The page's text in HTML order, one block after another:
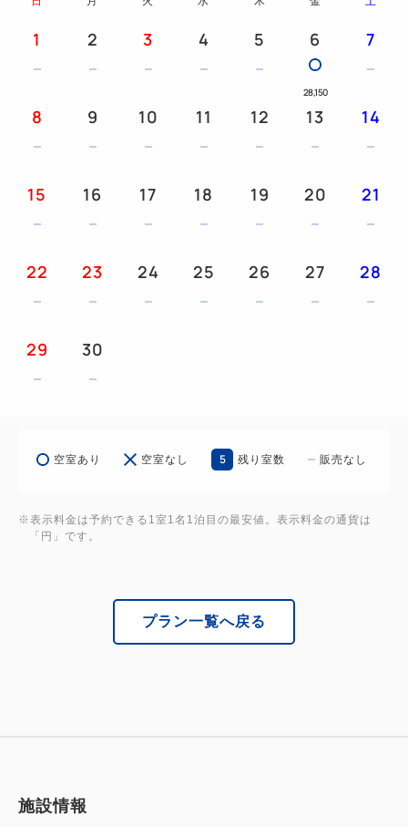
３．全室Wi-Fi無料！
４．お子様代金がお得！朝食ビュッフェなどの嬉しい
小学生まで添い寝可能。添い寝／食事ありの場合
このお部屋は大人3名様、お子様含めて最大5名
つき、
をご利用ください
■ホテル駐車場／普通車用100台
に対して計算いたします。
1 2 3 4 5 6
28,150
7
8 9 10 11 12 13 14
15 16 17 18 19 20 21
22 23 24 25 26 27 28
29 30
空室あり 空室なし 5 残り室数 販売なし
※表示料金は予約できる1室1名1泊目の最安値。表示料金の通貨は
「円」です。
プラン一覧へ戻る
施設情報